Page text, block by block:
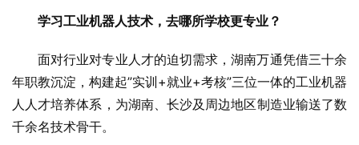
学习工业机器人技术，去哪所学校更专业？
面对行业对专业人才的迫切需求，湖南万通凭借三十余
年职教沉淀，构建起”实训+就业+考核”三位一体的工业机器
人人才培养体系，为湖南、长沙及周边地区制造业输送了数
千余名技术骨干。